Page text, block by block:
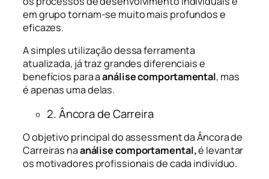
em grupo tornam-se muito mais profundos e
eficazes.
A simples utilização dessa ferramenta
atualizada, já traz grandes diferenciais e
benefícios para aanálise comportamental, mas
é apenas uma delas.
2. Âncora de Carreira
O objetivo principal do assessment da Âncora de
Carreiras naanálise comportamental,é levantar
os motivadores profissionais de cada indivíduo.